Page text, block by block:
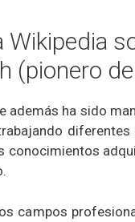
(pionero
ha sido
campos